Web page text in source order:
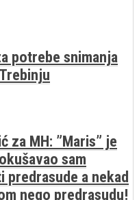
potrebe snimanja
za MH: ”Maris” je
sam
predrasude a nekad
nego predrasudu!